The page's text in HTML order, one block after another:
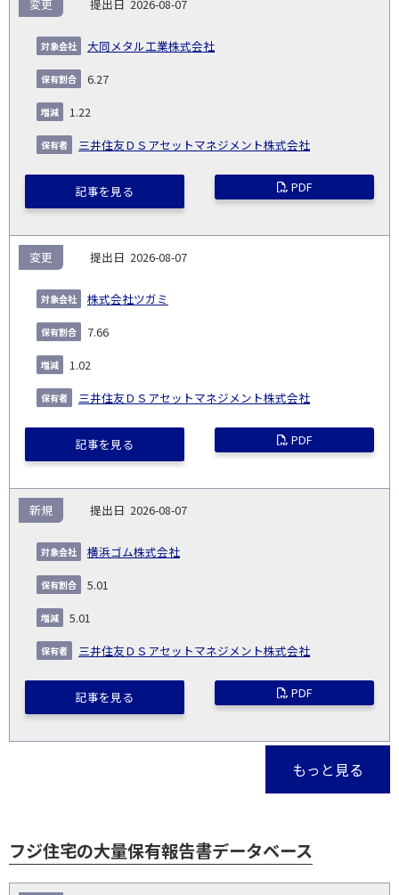
2026-08-07
大同メタル工業株式会社
変更
6.27
1.22
三井住友ＤＳアセットマネジメント株式会社
記事を見る PDF
2026-08-07
株式会社ツガミ
変更
7.66
1.02
三井住友ＤＳアセットマネジメント株式会社
記事を見る PDF
2026-08-07
横浜ゴム株式会社
新規
5.01
5.01
三井住友ＤＳアセットマネジメント株式会社
記事を見る PDF
もっと見る
フジ住宅の大量保有報告書データベース